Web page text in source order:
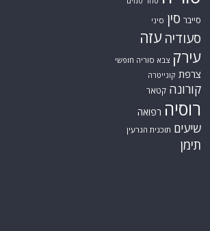
סייבר סין סיני
סעודיה עזה
עירק צבא סוריה חופשי
צרפת קונייטרה
קורונה קטאר
רוסיה רפואה
שיעים תוכנית הגרעין
תימן